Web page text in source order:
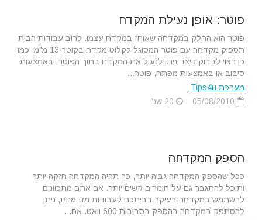
פוטר: אופן נעילת המקדח
פוטר הוא החלק במקדחה שאוחז במקדח עצמו. לרוב עבודות הבית
תספיק מקדחה עם פוטר המסוגל לקלוט מקדח בקוטר 13 מ"מ. כמו
כן רצוי לבדוק כיצד ניתן לנעול את המקדח בתוך הפוטר: באמצעות
סיבוב או באמצעות מפתח. פוטר...
מערכת Tips4u
הספק המקדחה
ככל שהספק המקדחה גבוה יותר, כך תהיה המקדחה חזקה יותר
ותוכל להתגבר גם על חומרים קשים יותר. אם אתם מתכוונים
להשתמש במקדחה בעיקר בביתכם לעבודות מזדמנות, ניתן
להסתפק במקדחה בהספק בסביבות 600 וואט. אם...